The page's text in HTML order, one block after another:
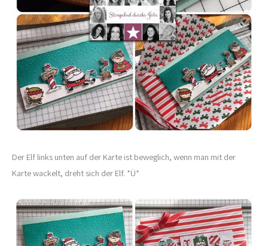
Der Elf links unten auf der Karte ist beweglich, wenn man mit der
Karte wackelt, dreht sich der Elf. *Ü*